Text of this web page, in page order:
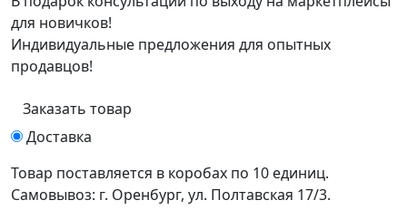
для новичков!
Индивидуальные предложения для опытных
продавцов!
Заказать товар
Доставка
Товар поставляется в коробах по 10 единиц.
Самовывоз: г. Оренбург, ул. Полтавская 17/3.